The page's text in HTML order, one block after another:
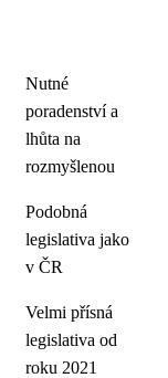
Nutné
poradenství a
lhůta na
rozmyšlenou
Podobná
legislativa jako
v ČR
Velmi přísná
legislativa od
roku 2021